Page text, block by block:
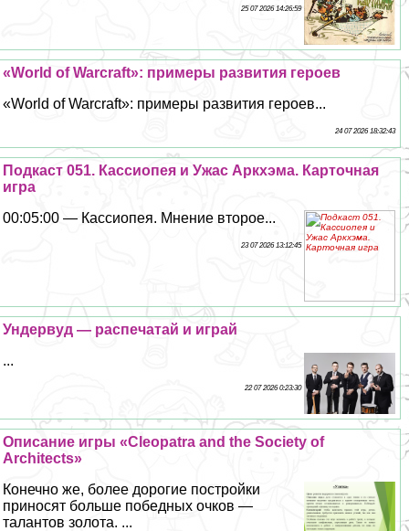
25 07 2026 14:26:59
«World of Warcraft»: примеры развития героев
«World of Warcraft»: примеры развития героев...
24 07 2026 18:32:43
Подкаст 051. Кассиопея и Ужас Аркхэма. Карточная
игра
00:05:00 — Кассиопея. Мнение второе...
23 07 2026 13:12:45
Ундервуд — распечатай и играй
...
22 07 2026 0:23:30
Описание игры «Cleopatra and the Society of
Architects»
Конечно же, более дорогие постройки
приносят больше победных очков —
талантов золота. ...